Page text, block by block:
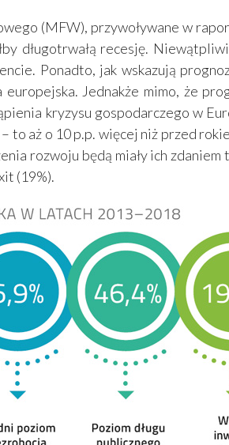
(MFW), przywoływane w
długotrwałą recesję.
Ponadto, jak wskazują
Jednakże mimo, że
kryzysu gospodarczego w
– to aż o 10 p.p. więcej niż przed
rozwoju będą miały ich
(19%).